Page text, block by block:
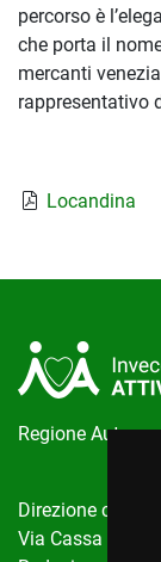
percorso è
che porta il
mercanti
rappresentativo
Locandina
Regione
Direzione
Via Cassa di